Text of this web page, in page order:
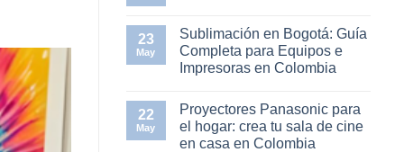
en
Elementor
#11753
23
May
Sublimación en Bogotá: Guía
Completa para Equipos e
Impresoras en Colombia
comentarios
Sublimación
en
22
May
Proyectores Panasonic para
el hogar: crea tu sala de cine
en casa en Colombia